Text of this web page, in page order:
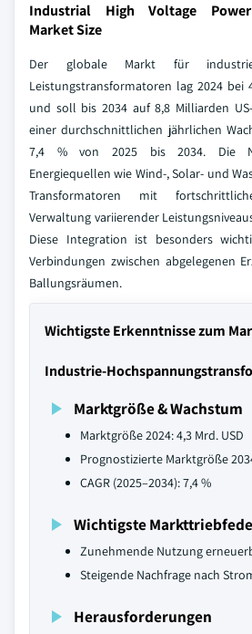
Industrial High Voltage
Market Size
Der globale Markt für
Leistungstransformatoren lag 2024 bei
und soll bis 2034 auf 8,8 Milliarden
einer durchschnittlichen jährlichen
7,4 % von 2025 bis 2034. Die
Energiequellen wie Wind-, Solar- und
Transformatoren mit
Verwaltung variierender
Diese Integration ist besonders
Verbindungen zwischen abgelegenen
Ballungsräumen.
Wichtigste Erkenntnisse zum
Industrie-
Marktgröße & Wachstum
Marktgröße 2024: 4,3 Mrd. USD
Prognostizierte Marktgröße
CAGR (2025–2034): 7,4 %
Wichtigste
Zunehmende Nutzung
Steigende Nachfrage nach
Herausforderungen